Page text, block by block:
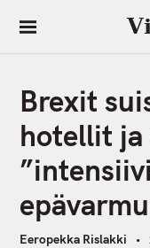
i
Brexit
hotellit
Eeropekka Rislakki